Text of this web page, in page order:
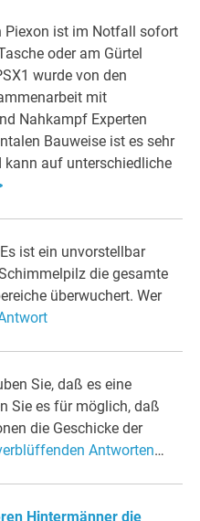
Piexon ist im Notfall sofort
oder am Gürtel
wurde von den
mit
Nahkampf Experten
Bauweise ist es sehr
kann auf unterschiedliche
Es ist ein unvorstellbar
die gesamte
überwuchert. Wer
Sie, daß es eine
Sie es für möglich, daß
die Geschicke der
Antworten…
Hintermänner die